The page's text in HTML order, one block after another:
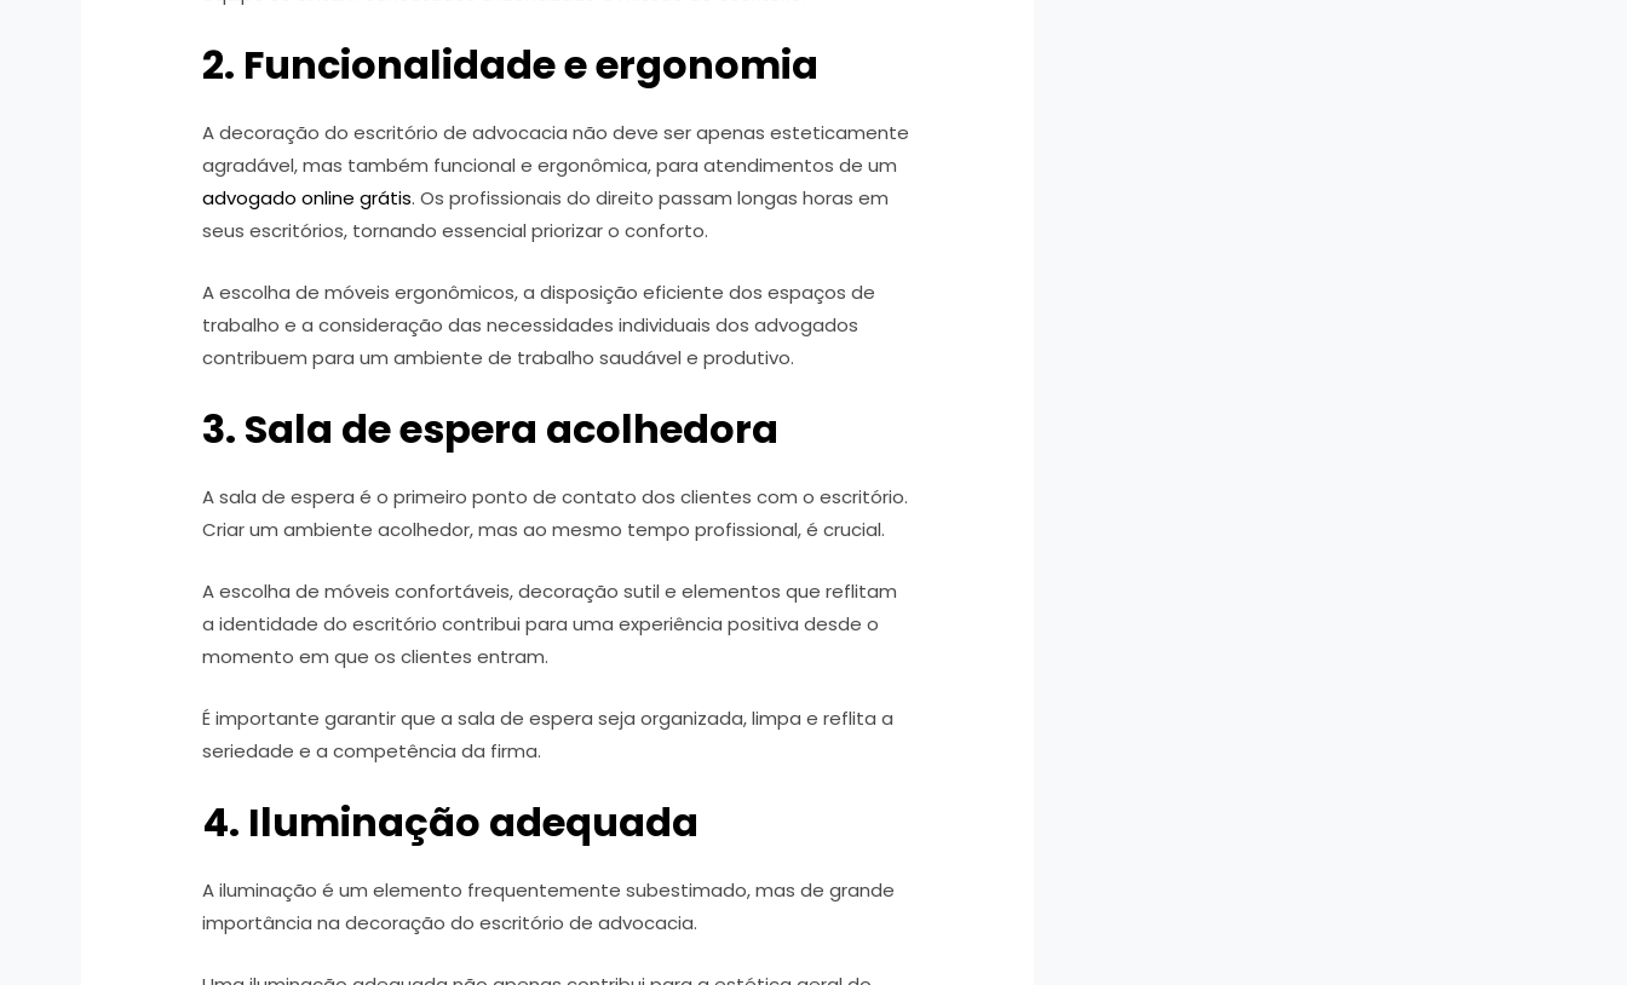
2. Funcionalidade e ergonomia
A decoração do escritório de advocacia não deve ser apenas esteticamente
agradável, mas também funcional e ergonômica, para atendimentos de um
advogado online grátis. Os profissionais do direito passam longas horas em
seus escritórios, tornando essencial priorizar o conforto.
A escolha de móveis ergonômicos, a disposição eficiente dos espaços de
trabalho e a consideração das necessidades individuais dos advogados
contribuem para um ambiente de trabalho saudável e produtivo.
3. Sala de espera acolhedora
A sala de espera é o primeiro ponto de contato dos clientes com o escritório.
Criar um ambiente acolhedor, mas ao mesmo tempo profissional, é crucial.
A escolha de móveis confortáveis, decoração sutil e elementos que reflitam
a identidade do escritório contribui para uma experiência positiva desde o
momento em que os clientes entram.
É importante garantir que a sala de espera seja organizada, limpa e reflita a
seriedade e a competência da firma.
4. Iluminação adequada
A iluminação é um elemento frequentemente subestimado, mas de grande
importância na decoração do escritório de advocacia.